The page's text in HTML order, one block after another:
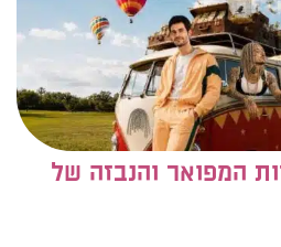
המפואר והנבזה של